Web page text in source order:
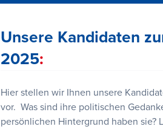
Unsere Kandidaten
2025
Hier stellen wir Ihnen unsere
vor. Was sind ihre politischen
persönlichen Hintergrund haben sie?